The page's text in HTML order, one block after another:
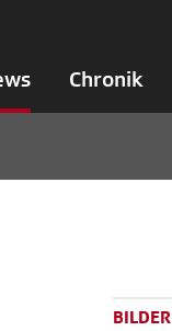
Chronik
BILDER